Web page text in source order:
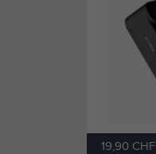
19,90 CHF